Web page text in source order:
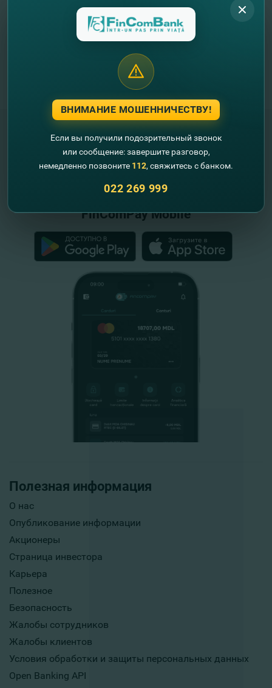
Полезная информация
О нас
Опубликование информации
Акционеры
Страница инвестора
Карьера
Полезное
Безопасность
Жалобы сотрудников
Жалобы клиентов
Условия обработки и защиты персональных данных
Open Banking API
"FinComBank" S.A. является членом
Схемы гарантирования депозитов
FinComPay Mobile
ВНИМАНИЕ МОШЕННИЧЕСТВУ!
Если вы получили подозрительный звонок
или сообщение: завершите разговор,
немедленно позвоните 112, свяжитесь с банком.
022 269 999